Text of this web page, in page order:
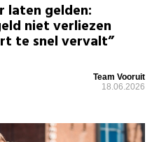
laten gelden:
niet verliezen
te snel vervalt”
Team Vooruit
18.06.2026